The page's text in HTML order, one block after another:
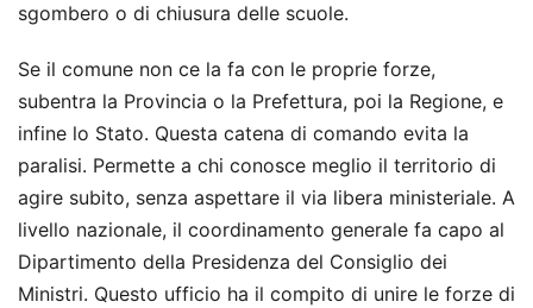
sgombero o di chiusura delle scuole.
Se il comune non ce la fa con le proprie forze,
subentra la Provincia o la Prefettura, poi la Regione, e
infine lo Stato. Questa catena di comando evita la
paralisi. Permette a chi conosce meglio il territorio di
agire subito, senza aspettare il via libera ministeriale. A
livello nazionale, il coordinamento generale fa capo al
Dipartimento della Presidenza del Consiglio dei
Ministri. Questo ufficio ha il compito di unire le forze di